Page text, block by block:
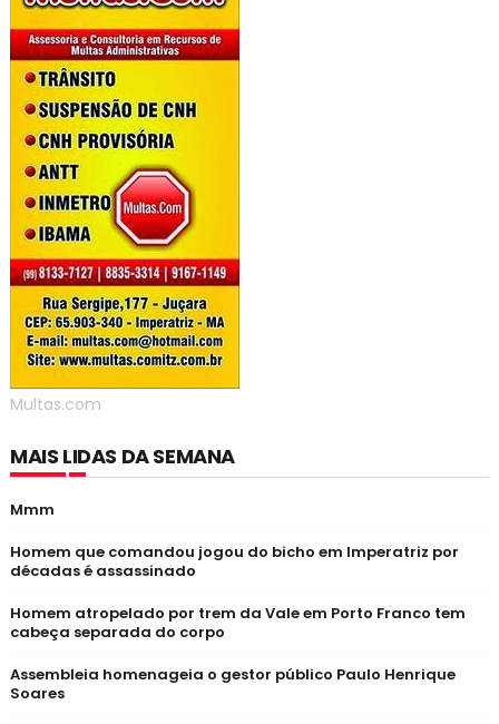
Multas.com
MAIS LIDAS DA SEMANA
Mmm
Homem que comandou jogou do bicho em Imperatriz por
décadas é assassinado
Homem atropelado por trem da Vale em Porto Franco tem
cabeça separada do corpo
Assembleia homenageia o gestor público Paulo Henrique
Soares